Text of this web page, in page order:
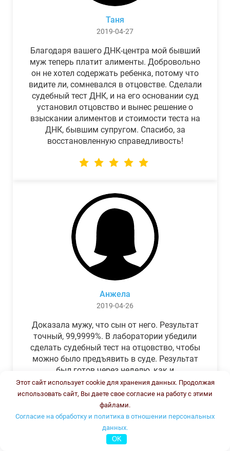
Таня
2019-04-27
Благодаря вашего ДНК-центра мой бывший
муж теперь платит алименты. Добровольно
он не хотел содержать ребенка, потому что
видите ли, сомневался в отцовстве. Сделали
судебный тест ДНК, и на его основании суд
установил отцовство и вынес решение о
взыскании алиментов и стоимости теста на
ДНК, бывшим супругом. Спасибо, за
восстановленную справедливость!
Анжела
2019-04-26
Доказала мужу, что сын от него. Результат
точный, 99,9999%. В лаборатории убедили
сделать судебный тест на отцовство, чтобы
можно было предъявить в суде. Результат
был готов через неделю, как и
обещали.Теперь муж бегает и извиняется.
Этот сайт использует cookie для хранения данных. Продолжая
использовать сайт, Вы даете свое согласие на работу с этими
файлами.
Согласие на обработку и политика в отношении персональных
данных.
OK